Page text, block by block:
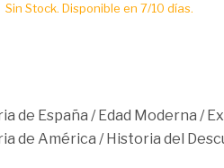
Sin Stock. Disponible en 7/10 días.
de España /Edad Moderna /
de América /Historia del